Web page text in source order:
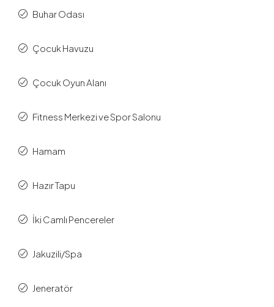
Buhar Odası
Çocuk Havuzu
Çocuk Oyun Alanı
Fitness Merkezi ve Spor Salonu
Hamam
Hazır Tapu
İki Camlı Pencereler
Jakuzili/Spa
Jeneratör